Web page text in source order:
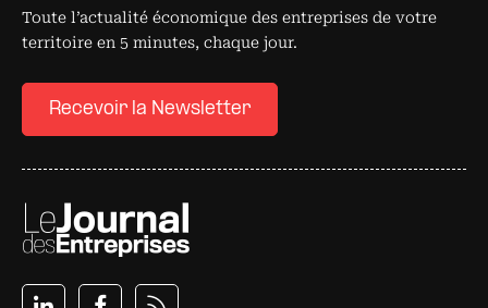
Toute l’actualité économique des entreprises de votre
territoire en 5 minutes, chaque jour.
Recevoir la Newsletter